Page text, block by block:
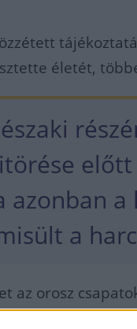
életét,
azonban a
a
az orosz
nemrég ismét